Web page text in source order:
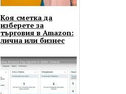
Коя сметка да
изберете за
търговия в Amazon:
лична или бизнес